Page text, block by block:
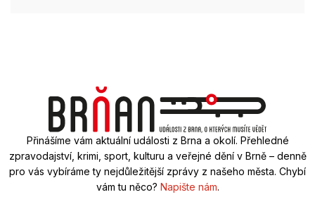
Přinášíme vám aktuální události z Brna a okolí. Přehledné
zpravodajství, krimi, sport, kulturu a veřejné dění v Brně – denně
pro vás vybíráme ty nejdůležitější zprávy z našeho města. Chybí
vám tu něco? Napište nám.